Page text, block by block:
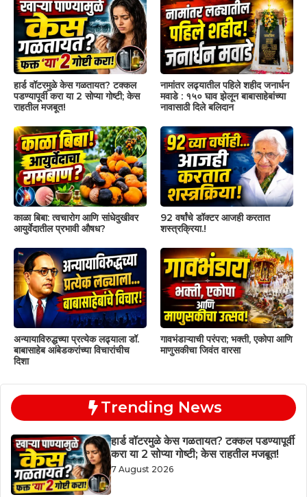
हार्ड वॉटरमुळे केस गळतायत? टक्कल
पडण्यापूर्वी करा या 2 सोप्या गोष्टी; केस
राहतील मजबूत!
नामांतर लढ्यातील पहिले शहीद जनार्धन
मवाडे : १५० घाव झेलून बाबासाहेबांच्या
नावासाठी दिले बलिदान
काळा बिबा: त्वचारोग आणि सांधेदुखीवर
आयुर्वेदातील प्रभावी औषध?
92 वर्षांचे डॉक्टर आजही करतात
शस्त्रक्रिया.!
अन्यायाविरुद्धच्या प्रत्येक लढ्याला डॉ.
बाबासाहेब आंबेडकरांच्या विचारांचीच
दिशा
गावभंडाऱ्याची परंपरा; भक्ती, एकोपा आणि
माणुसकीचा जिवंत वारसा
Trending News
हार्ड वॉटरमुळे केस गळतायत? टक्कल पडण्यापूर्वी
करा या 2 सोप्या गोष्टी; केस राहतील मजबूत!
7 August 2026